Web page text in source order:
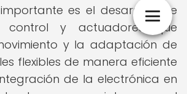
es el desarrollo de
control y actuadores que
y la adaptación de
flexibles de manera eficiente
de la electrónica en